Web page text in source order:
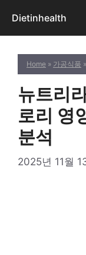
content
Dietinhealth
Home » 가공식품
뉴트리
로리 영
분석
2025년 11월